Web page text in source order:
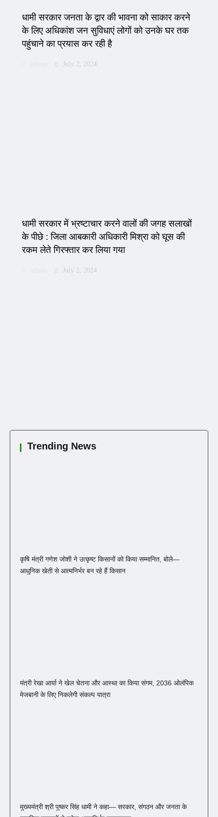
धामी सरकार जनता के द्वार की भावना को साकार करने
के लिए अधिकांश जन सुविधाएं लोगों को उनके घर तक
पहुंचाने का प्रयास कर रही है
July 2, 2024
धामी सरकार में भ्रष्टाचार करने वालों की जगह सलाखों
के पीछे : जिला आबकारी अधिकारी मिश्रा को घूस की
रकम लेते गिरफ्तार कर लिया गया
July 2, 2024
Trending News
कृषि मंत्री गणेश जोशी ने उत्कृष्ट किसानों को किया सम्मानित, बोले—
आधुनिक खेती से आत्मनिर्भर बन रहे हैं किसान
मंत्री रेखा आर्या ने खेल चेतना और आस्था का किया संगम, 2036 ओलंपिक
मेजबानी के लिए निकलेगी संकल्प यात्रा
मुख्यमंत्री श्री पुष्कर सिंह धामी ने कहा— सरकार, संगठन और जनता के